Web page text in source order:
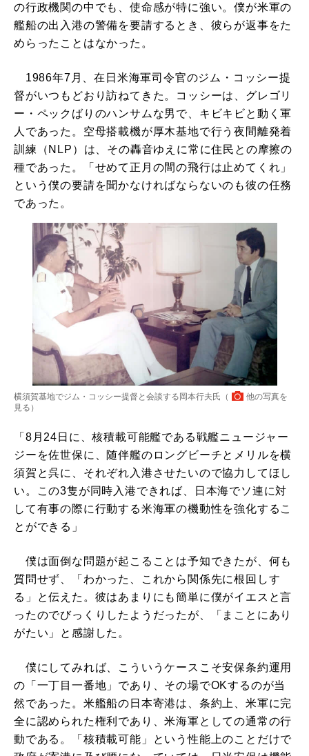
の行政機関の中でも、使命感が特に強い。僕が米軍の
艦船の出入港の警備を要請するとき、彼らが返事をた
めらったことはなかった。
1986年7月、在日米海軍司令官のジム・コッシー提
督がいつもどおり訪ねてきた。コッシーは、グレゴリ
ー・ペックばりのハンサムな男で、キビキビと動く軍
人であった。空母搭載機が厚木基地で行う夜間離発着
訓練（NLP）は、その轟音ゆえに常に住民との摩擦の
種であった。「せめて正月の間の飛行は止めてくれ」
という僕の要請を聞かなければならないのも彼の任務
であった。
横須賀基地でジム・コッシー提督と会談する岡本行夫氏（
他の写真を
見る ）
「8月24日に、核積載可能艦である戦艦ニュージャー
ジーを佐世保に、随伴艦のロングビーチとメリルを横
須賀と呉に、それぞれ入港させたいので協力してほし
い。この3隻が同時入港できれば、日本海でソ連に対
して有事の際に行動する米海軍の機動性を強化するこ
とができる」
僕は面倒な問題が起こることは予知できたが、何も
質問せず、「わかった、これから関係先に根回しす
る」と伝えた。彼はあまりにも簡単に僕がイエスと言
ったのでびっくりしたようだったが、「まことにあり
がたい」と感謝した。
僕にしてみれば、こういうケースこそ安保条約運用
の「一丁目一番地」であり、その場でOKするのが当
然であった。米艦船の日本寄港は、条約上、米軍に完
全に認められた権利であり、米海軍としての通常の行
動である。「核積載可能」という性能上のことだけで